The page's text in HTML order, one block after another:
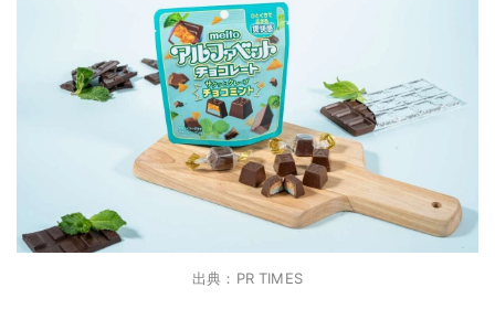
出典：PR TIMES